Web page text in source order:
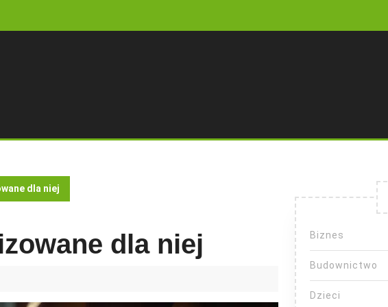
dla niej
dla niej Biznes
Budownictwo
Dzieci